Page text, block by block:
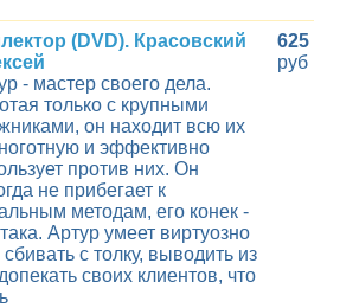
(DVD). Красовский
- мастер своего дела.
только с крупными
он находит всю их
и эффективно
против них. Он
не прибегает к
методам, его конек -
Артур умеет виртуозно
с толку, выводить из
своих клиентов, что
625
руб